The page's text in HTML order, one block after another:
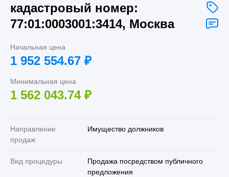
кадастровый номер:
77:01:0003001:3414, Москва
Начальная цена
1 952 554.67 ₽
Минимальная цена
1 562 043.74 ₽
Направление
продаж
Имущество должников
Вид процедуры
Продажа посредством публичного
предложения